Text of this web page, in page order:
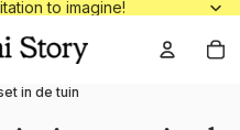
to imagine!
korting op Invitation
in de tuin